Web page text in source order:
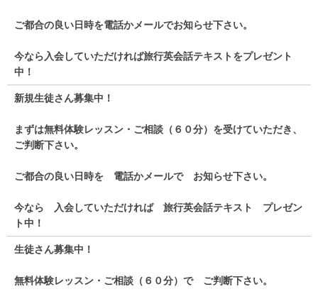
ご都合の良い日時を電話かメールでお知らせ下さい。
今なら入会していただければ旅行英会話テキストをプレゼント
中！
新規生徒さん募集中！
まずは無料体験レッスン・ご相談（６０分）を受けていただき、
ご判断下さい。
ご都合の良い日時を 電話かメールで お知らせ下さい。
今なら 入会していただければ 旅行英会話テキスト プレゼン
ト中！
生徒さん募集中！
無料体験レッスン・ご相談（６０分）で ご判断下さい。